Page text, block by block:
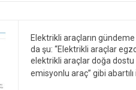
Elektrikli araçların
da şu: “Elektrikli araçlar
elektrikli araçlar doğa dostu
emisyonlu araç” gibi abartılı